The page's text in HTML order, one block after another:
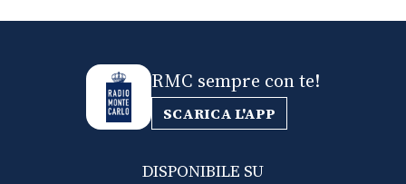
RMC sempre con te!
SCARICA L'APP
DISPONIBILE SU